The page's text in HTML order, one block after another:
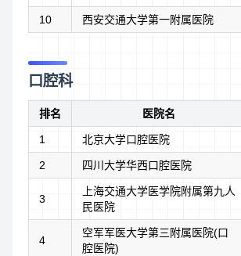
10 西安交通大学第一附属医院
口腔科
排名 医院名
1 北京大学口腔医院
2 四川大学华西口腔医院
3
上海交通大学医学院附属第九人
民医院
4
空军军医大学第三附属医院(口
腔医院)